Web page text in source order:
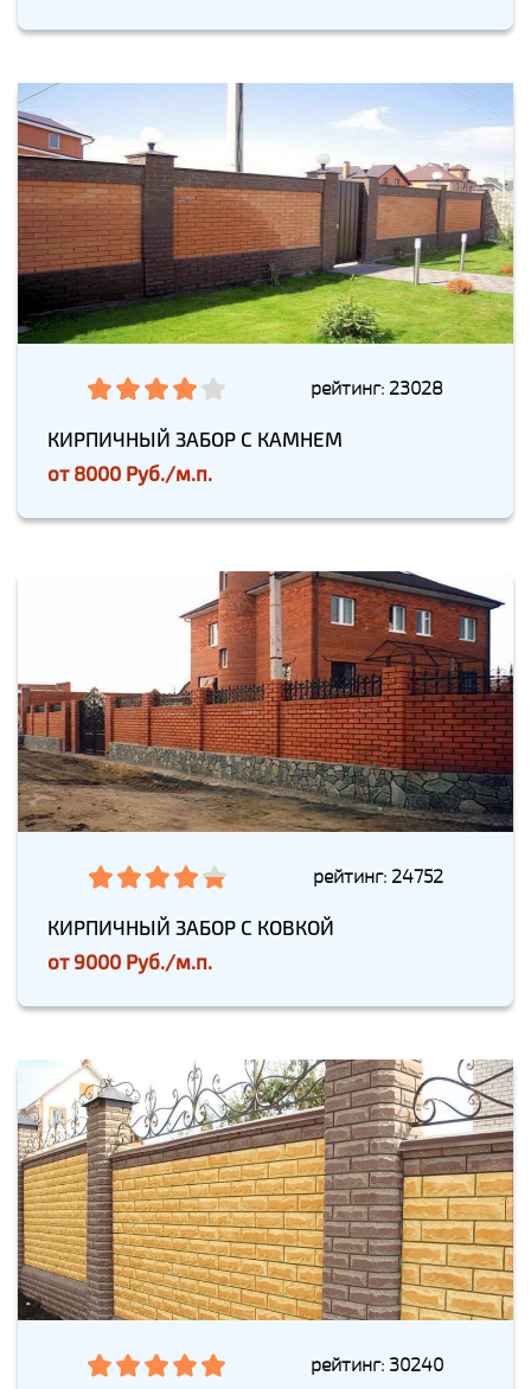
рейтинг: 23028
КИРПИЧНЫЙ ЗАБОР С КАМНЕМ
от8000 Руб./м.п.
рейтинг: 24752
КИРПИЧНЫЙ ЗАБОР С КОВКОЙ
от9000 Руб./м.п.
рейтинг: 30240